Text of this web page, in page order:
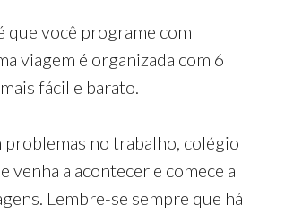
que você programe com
viagem é organizada com 6
fácil e barato.
no trabalho, colégio
a acontecer e comece a
Lembre-se sempre que há